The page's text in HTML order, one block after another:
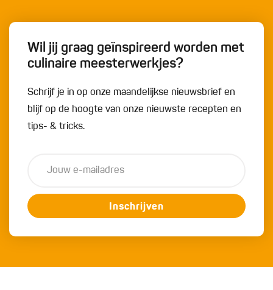
Wil jij graag geïnspireerd worden met
culinaire meesterwerkjes?
Schrijf je in op onze maandelijkse nieuwsbrief en
blijf op de hoogte van onze nieuwste recepten en
tips- & tricks.
Inschrijven